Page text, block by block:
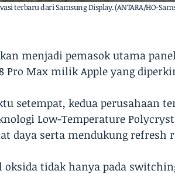
terbaru dari Samsung Display. (ANTARA/HO-
menjadi pemasok utama
Pro Max milik Apple yang
setempat, kedua perusahaan
Low-Temperature
daya serta mendukung refresh
tidak hanya pada